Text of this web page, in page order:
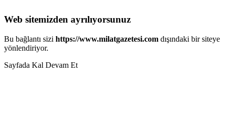
Web sitemizden ayrılıyorsunuz
Bu bağlantı sizi https://www.milatgazetesi.com dışındaki bir siteye
yönlendiriyor.
Sayfada Kal Devam Et